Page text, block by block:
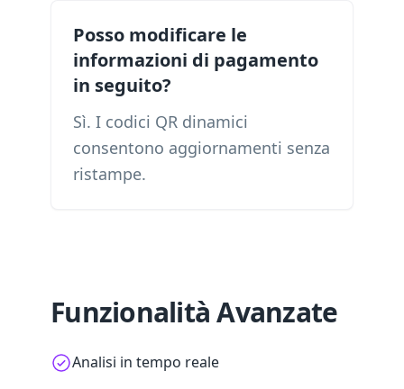
Posso modificare le
informazioni di pagamento
in seguito?
Sì. I codici QR dinamici
consentono aggiornamenti senza
ristampe.
Funzionalità Avanzate
Analisi in tempo reale